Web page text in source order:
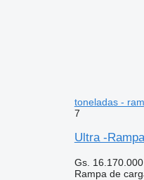
toneladas -
7
Ultra -
Gs. 16.170.000
Rampa de